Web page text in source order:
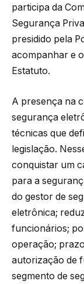
participa da
Segurança
presidido pela
acompanhar e
Estatuto.
A presença na
segurança
técnicas que
legislação.
conquistar um
para a
do gestor de
eletrônica;
funcionários;
operação;
autorização de
segmento de